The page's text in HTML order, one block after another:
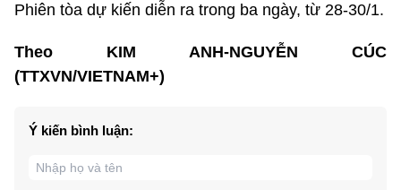
Phiên tòa dự kiến diễn ra trong ba ngày, từ 28-30/1.
Theo KIM ANH-NGUYỄN CÚC
(TTXVN/VIETNAM+)
Ý kiến bình luận: